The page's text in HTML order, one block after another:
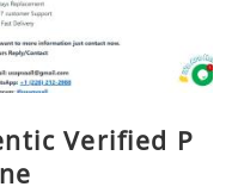
Verified P